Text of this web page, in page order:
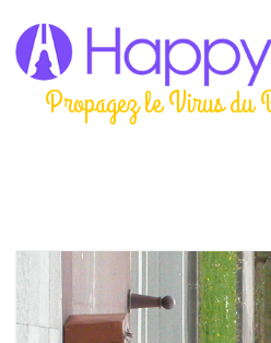
Propagez le Virus du